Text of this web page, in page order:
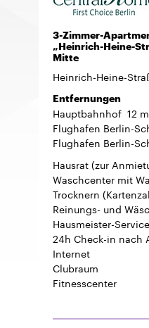
3-Zimmer-
„Heinrich-Heine-
Mitte
Heinrich-Heine-
Entfernungen
Hauptbahnhof 12
Flughafen Berlin-
Flughafen Berlin-
Hausrat(zur
Waschcenter mit
Trocknern
Reinungs- und
Hausmeister-Service
24h Check-in nach
Internet
Clubraum
Fitnesscenter